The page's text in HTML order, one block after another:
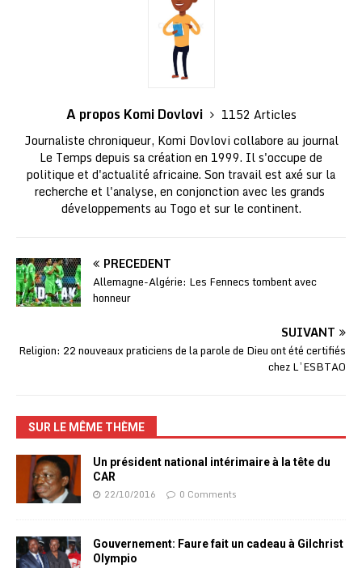
A propos Komi Dovlovi
1152 Articles
Journaliste chroniqueur, Komi Dovlovi collabore au journal
Le Temps depuis sa création en 1999. Il s'occupe de
politique et d'actualité africaine. Son travail est axé sur la
recherche et l'analyse, en conjonction avec les grands
développements au Togo et sur le continent.
PRÉCÉDENT
Allemagne-Algérie: Les Fennecs tombent avec
honneur
SUIVANT
Religion: 22 nouveaux praticiens de la parole de Dieu ont été certifiés
chez L’ESBTAO
SUR LE MÊME THÈME
Un président national intérimaire à la tête du
CAR
22/10/2016 0 Comments
Gouvernement: Faure fait un cadeau à Gilchrist
Olympio